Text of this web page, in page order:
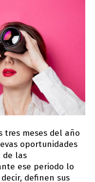
tres meses del año
oportunidades
de las
ese periodo lo
definen sus